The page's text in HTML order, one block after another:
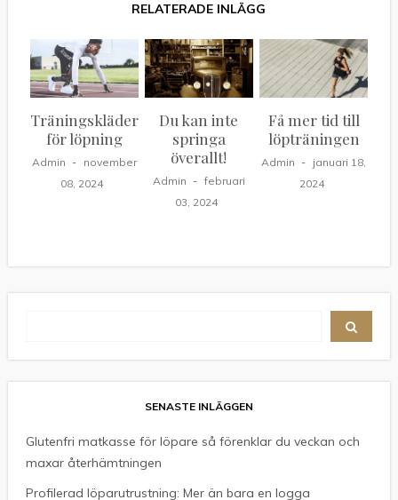
Träningskläder
för löpning
Admin
november
08, 2024
Du kan inte
springa
överallt!
Admin
februari
03, 2024
Få mer tid till
löpträningen
Admin
januari 18,
2024
SENASTE INLÄGGEN
Glutenfri matkasse för löpare så förenklar du veckan och
maxar återhämtningen
Profilerad löparutrustning: Mer än bara en logga